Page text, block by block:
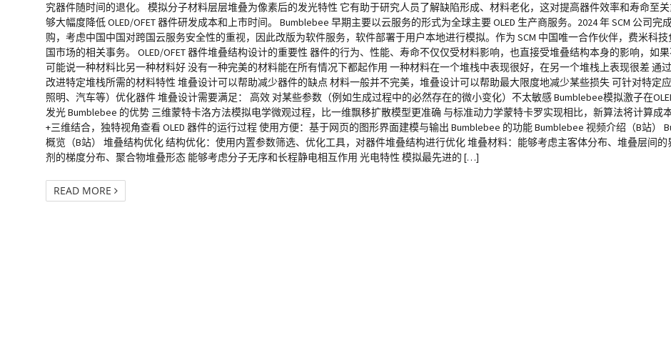
究器件随时间的退化。 模拟分子材料层层堆叠为像素后的发光特性 它有助于研究人员了解缺陷形成、材料老化，这对提高器件效率和寿命至
够大幅度降低 OLED/OFET 器件研发成本和上市时间。 Bumblebee 早期主要以云服务的形式为全球主要 OLED 生产商服务。2024 年 SCM 公司完
购，考虑中国中国对跨国云服务安全性的重视，因此改版为软件服务，软件部署于用户本地进行模拟。作为 SCM 中国唯一合作伙伴，费米科技
国市场的相关事务。 OLED/OFET 器件堆叠结构设计的重要性 器件的行为、性能、寿命不仅仅受材料影响，也直接受堆叠结构本身的影响，如
可能说一种材料比另一种材料好 没有一种完美的材料能在所有情况下都起作用 一种材料在一个堆栈中表现很好，在另一个堆栈上表现很差 通
改进特定堆栈所需的材料特性 堆叠设计可以帮助减少器件的缺点 材料一般并不完美，堆叠设计可以帮助最大限度地减少某些损失 可针对特定应
照明、汽车等）优化器件 堆叠设计需要满足： 高效 对某些参数（例如生成过程中的必然存在的微小变化）不太敏感 Bumblebee模拟激子在
发光 Bumblebee 的优势 三维蒙特卡洛方法模拟电学微观过程，比一维飘移扩散模型更准确 与标准动力学蒙特卡罗实现相比，新算法将计算成
+三维结合，独特视角查看 OLED 器件的运行过程 使用方便：基于网页的图形界面建模与输出 Bumblebee 的功能 Bumblebee 视频介绍（B站）
概览（B站） 堆叠结构优化 结构优化：使用内置参数筛选、优化工具，对器件堆叠结构进行优化 堆叠材料：能够考虑主客体分布、堆叠层间
剂的梯度分布、聚合物堆叠形态 能够考虑分子无序和长程静电相互作用 光电特性 模拟最先进的 […]
READ MORE